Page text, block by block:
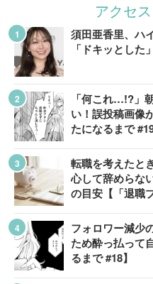
アクセ
須田亜香里、ハ
「ドキッとし
「何これ…!?」
い！誤投稿画像
たになるまで #19
転職を考えたと
心して辞めらな
の目安【「退職
フォロワー減少
ため酔っ払って
るまで #18】